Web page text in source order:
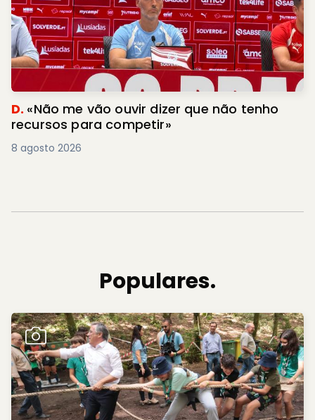
D. «Não me vão ouvir dizer que não tenho
recursos para competir»
8 agosto 2026
Populares.